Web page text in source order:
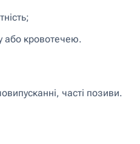
або кровотечею.
часті позиви.